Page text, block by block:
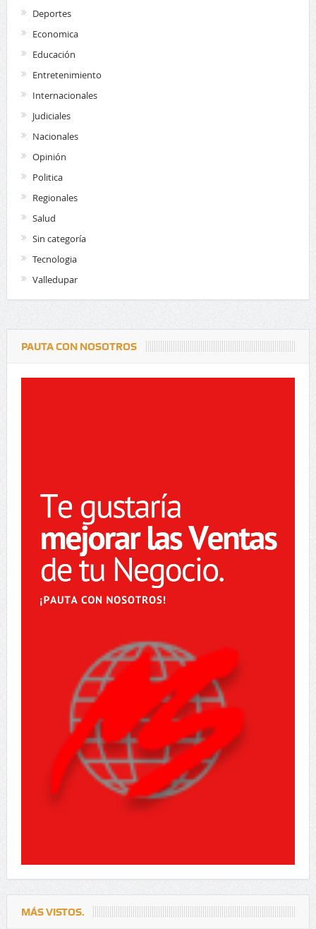
Deportes
Economica
Educación
Entretenimiento
Internacionales
Judiciales
Nacionales
Opinión
Politica
Regionales
Salud
Sin categoría
Tecnologia
Valledupar
PAUTA CON NOSOTROS
MÁS VISTOS.